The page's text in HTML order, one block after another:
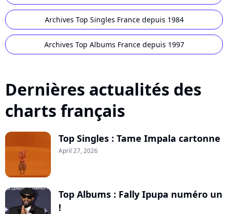
Archives Top Singles France depuis 1984
Archives Top Albums France depuis 1997
Dernières actualités des
charts français
Top Singles : Tame Impala cartonne
April 27, 2026
Top Albums : Fally Ipupa numéro un
!